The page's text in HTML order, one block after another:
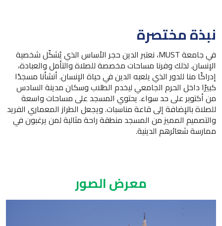
نبذة مختصرة
في جامعة MUST، نعتبر الدين حجر الأساس الذي يُشكّل شخصية
الإنسان. لذلك وفرنا مساحات مخصصة للصلاة والتأمل والعبادة،
إدراكًا منا للدور الذي يلعبه الدين في حياة الإنسان. أنشأنا مسجدًا
كبيرًا داخل الحرم الجامعي ليخدم الطلاب وسكان مدينة السادس
من أكتوبر على حد سواء. يحتوي المسجد على مساحات واسعة
للصلاة بالإضافة إلى قاعة مناسبات. ويجعل الطراز المعماري الفريد
والتصميم المميز من المسجد منطقة راحة مثالية لمن يرغبون في
ممارسة شعائرهم الدينية.
معرض الصور